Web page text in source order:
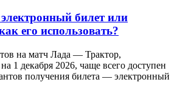
билет или
его использовать?
на матч Лада — Трактор,
1 декабря 2026, чаще всего доступен
получения билета — электронный